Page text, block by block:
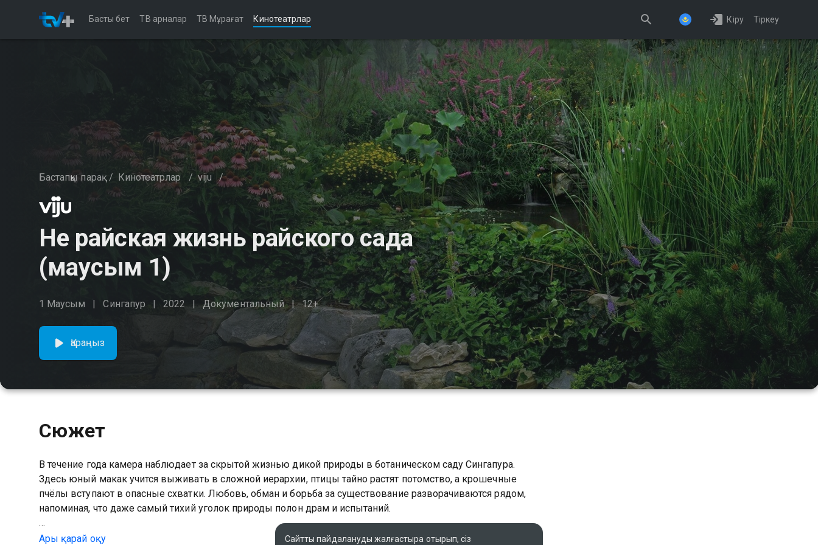
Басты бет ТВ арналар ТВ Мұрағат Кинотеатрлар Кіру Тіркеу
Бастапқы парақ / Кинотеатрлар / viju /
Не райская жизнь райского сада
(маусым 1)
1 Маусым Сингапур 2022 Документальный 12+
Қараңыз
Сюжет
В течение года камера наблюдает за скрытой жизнью дикой природы в ботаническом саду Сингапура.
Здесь юный макак учится выживать в сложной иерархии, птицы тайно растят потомство, а крошечные
пчёлы вступают в опасные схватки. Любовь, обман и борьба за существование разворачиваются рядом,
напоминая, что даже самый тихий уголок природы полон драм и испытаний.
1 маусымын Не райская жизнь райского сада сериалының онлайн көру мүмкіндігіңіз бар, ол тегін және
Ары қарай оқу Сайтты пайдалануды жалғастыра отырып, сіз